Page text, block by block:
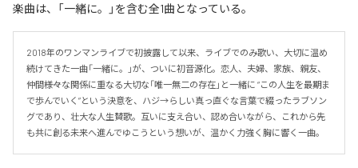
楽曲は、「一緒に。」を含む全1曲となっている。
2018年のワンマンライブで初披露して以来、ライブでのみ歌い、大切に温め
続けてきた一曲「一緒に。」が、ついに初音源化。恋人、夫婦、家族、親友、
仲間――様々な関係に重なる大切な「唯一無二の存在」と一緒に “この人生を最期ま
で歩んでいく”という決意を、ハジ→らしい真っ直ぐな言葉で綴ったラブソン
グであり、壮大な人生賛歌。互いに支え合い、認め合いながら、これから先
も共に創る未来へ進んでゆこうという想いが、温かく力強く胸に響く一曲。